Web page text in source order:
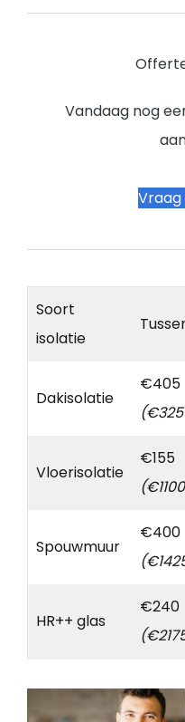
Vandaag nog
Soort
isolatie
Dakisolatie
€405
Vloerisolatie
€155
Spouwmuur
€400
HR++ glas
€240